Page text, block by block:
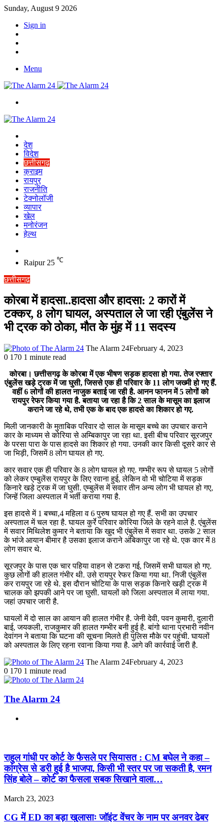
Sunday, August 9 2026
Sign in
Menu
देश
विदेश
छत्तीसगढ़
क्राइम
रायपुर
राजनीति
टेक्नोलॉजी
व्यापार
खेल
मनोरंजन
हेल्थ
skin
Raipur 25 ℃
छत्तीसगढ़
कोरबा में हादसा..हादसा और हादसा: 2 कारों में
टक्कर, 8 लोग घायल, अस्पताल ले जा रही एंबुलेंस ने
भी ट्रक को ठोका, मौत के मुंह में 11 सदस्य
The Alarm 24February 4, 2023
0 170 1 minute read
कोरबा। छत्तीसगढ़ के कोरबा में एक भीषण सड़क हादसा हो गया. तेज रफ्तार
एंबुलेंस खड़े ट्रक में जा घुसी, जिससे एक ही परिवार के 11 लोग जख्मी हो गए हैं.
वहीं 6 लोगों की हालत नाजुक बताई जा रही है. आनन फानन में 5 लोगों को
रायपुर रेफर किया गया है. बताया जा रहा है कि 2 साल के मासूम का इलाज
कराने जा रहे थे, तभी एक के बाद एक हादसे का शिकार हो गए.
मिली जानकारी के मुताबिक परिवार दो साल के मासूम बच्चे का उपचार कराने
कार के माध्यम से कोरिया से अम्बिकापुर जा रहा था. इसी बीच परिवार सूरजपुर
के परसा पारा के पास हादसे का शिकार हो गया. उनकी कार किसी दूसरे कार से
जा भिड़ी, जिसमें 8 लोग घायल हो गए.
कार सवार एक ही परिवार के 8 लोग घायल हो गए. गम्भीर रूप से घायल 5 लोगों
को लेकर एम्बुलेंस रायपुर के लिए रवाना हुई, लेकिन वो भी चोटिया में सड़क
किनारे खड़े ट्रक में जा घुसी. एम्बुलेंस में सवार तीन अन्य लोग भी घायल हो गए,
जिन्हें जिला अस्पताल में भर्ती कराया गया है.
इस हादसे में 1 बच्चा,4 महिला व 6 पुरुष घायल हो गए हैं. सभी का उपचार
अस्पताल में चल रहा है. घायल कुर्रे परिवार कोरिया जिले के रहने वाले है. एंबुलेंस
में सवार मिथिलेश कुमार ने बताया कि खुद भी एंबुलेंस में सवार था. उसके 2 साल
के भांजे आयान बीमार है उसका इलाज कराने अंबिकापुर जा रहे थे. एक कार में 8
लोग सवार थे.
सूरजपुर के पास एक चार पहिया वाहन से टकरा गई, जिसमें सभी घायल हो गए.
कुछ लोगों की हालत गंभीर थी. उसे रायपुर रेफर किया गया था. निजी एंबुलेंस
कर रायपुर जा रहे थे. इस दौरान चोटिया के पास सड़क किनारे खड़ी ट्रक में
चालक को झपकी आने पर जा घुसी. घायलों को जिला अस्पताल में लाया गया.
जहां उपचार जारी है.
घायलों में दो साल का आयान की हालत गंभीर है. जेनी देवी, पवन कुमारी, दुलारी
बाई, जयकली, राजकुमार की हालत गम्भीर बनी हुई है. बांगो थाना प्रभारी नवीन
देवांगन ने बताया कि घटना की सूचना मिलते ही पुलिस मौके पर पहुंची. घायलों
को अस्पताल के लिए रहना रवाना किया गया है. आगे की कार्रवाई जारी है.
The Alarm 24February 4, 2023
0 170 1 minute read
The Alarm 24
राहुल गांधी पर कोर्ट के फैसले पर सियासत : CM बघेल ने कहा –
कांग्रेस से डरी हुई है भाजपा, किसी भी स्तर पर जा सकती है, रमन
सिंह बोले – कोर्ट का फैसला सबक सिखाने वाला…
March 23, 2023
CG में ED का बड़ा खुलासाः जॉइंट वेंचर के नाम पर अनवर ढेबर